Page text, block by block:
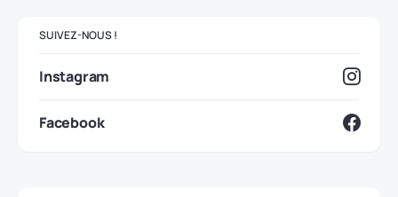
SUIVEZ-NOUS !
Instagram
Facebook